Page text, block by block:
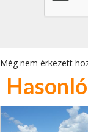
Még nem érkezett